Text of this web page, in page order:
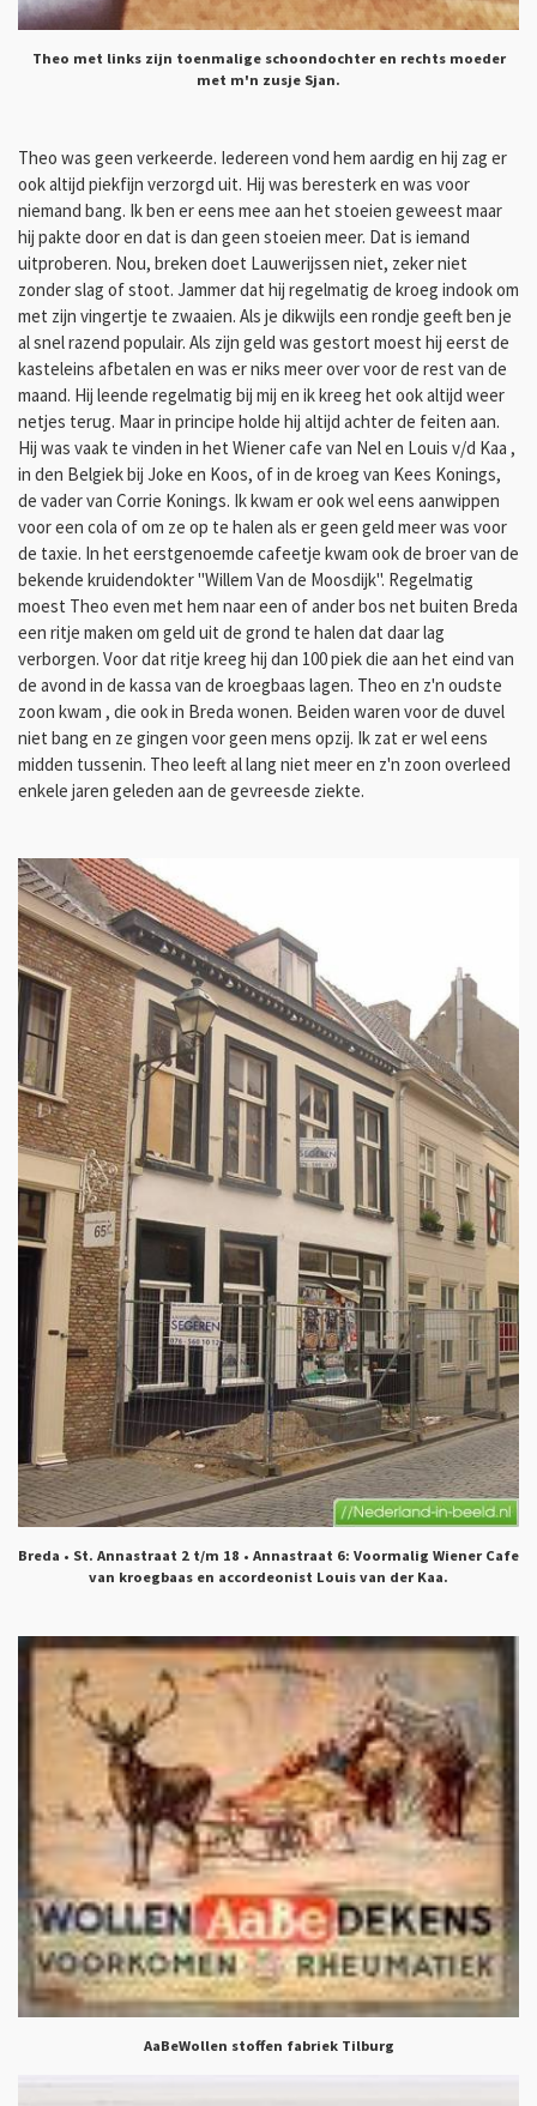
Theo met links zijn toenmalige schoondochter en rechts moeder
met m'n zusje Sjan.
Theo was geen verkeerde. Iedereen vond hem aardig en hij zag er
ook altijd piekfijn verzorgd uit. Hij was beresterk en was voor
niemand bang. Ik ben er eens mee aan het stoeien geweest maar
hij pakte door en dat is dan geen stoeien meer. Dat is iemand
uitproberen. Nou, breken doet Lauwerijssen niet, zeker niet
zonder slag of stoot. Jammer dat hij regelmatig de kroeg indook om
met zijn vingertje te zwaaien. Als je dikwijls een rondje geeft ben je
al snel razend populair. Als zijn geld was gestort moest hij eerst de
kasteleins afbetalen en was er niks meer over voor de rest van de
maand. Hij leende regelmatig bij mij en ik kreeg het ook altijd weer
netjes terug. Maar in principe holde hij altijd achter de feiten aan.
Hij was vaak te vinden in het Wiener cafe van Nel en Louis v/d Kaa ,
in den Belgiek bij Joke en Koos, of in de kroeg van Kees Konings,
de vader van Corrie Konings. Ik kwam er ook wel eens aanwippen
voor een cola of om ze op te halen als er geen geld meer was voor
de taxie. In het eerstgenoemde cafeetje kwam ook de broer van de
bekende kruidendokter "Willem Van de Moosdijk". Regelmatig
moest Theo even met hem naar een of ander bos net buiten Breda
een ritje maken om geld uit de grond te halen dat daar lag
verborgen. Voor dat ritje kreeg hij dan 100 piek die aan het eind van
de avond in de kassa van de kroegbaas lagen. Theo en z'n oudste
zoon kwam , die ook in Breda wonen. Beiden waren voor de duvel
niet bang en ze gingen voor geen mens opzij. Ik zat er wel eens
midden tussenin. Theo leeft al lang niet meer en z'n zoon overleed
enkele jaren geleden aan de gevreesde ziekte.
Breda • St. Annastraat 2 t/m 18 • Annastraat 6: Voormalig Wiener Cafe
van kroegbaas en accordeonist Louis van der Kaa.
AaBeWollen stoffen fabriek Tilburg